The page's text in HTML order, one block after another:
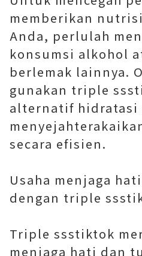
memberikan
Anda, perlulah
konsumsi alkohol
berlemak lainnya.
gunakan triple
alternatif
secara efisien.
Usaha menjaga
dengan triple
Triple ssstiktok
menjaga hati dan